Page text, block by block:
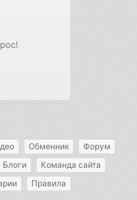
Обменник
Форум
Блоги
Команда сайта
Правила